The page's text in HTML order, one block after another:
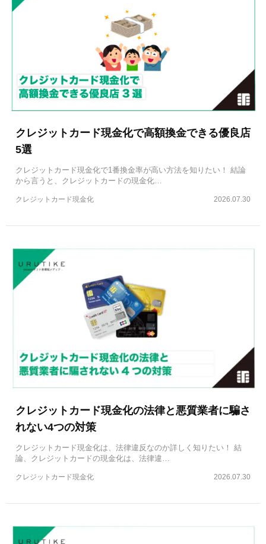
クレジットカード現金化で高額換金できる優良店
5選
クレジットカード現金化で1番換金率が高い方法を知りたい！ 結論
から言うと、クレジットカードの現金化…
2026.07.30
クレジットカード現金化
クレジットカード現金化の法律と悪質業者に騙さ
れない4つの対策
クレジットカード現金化は、法律違反なのか詳しく知りたい！ 結
論、クレジットカードの現金化は、法律違…
2026.07.30
クレジットカード現金化